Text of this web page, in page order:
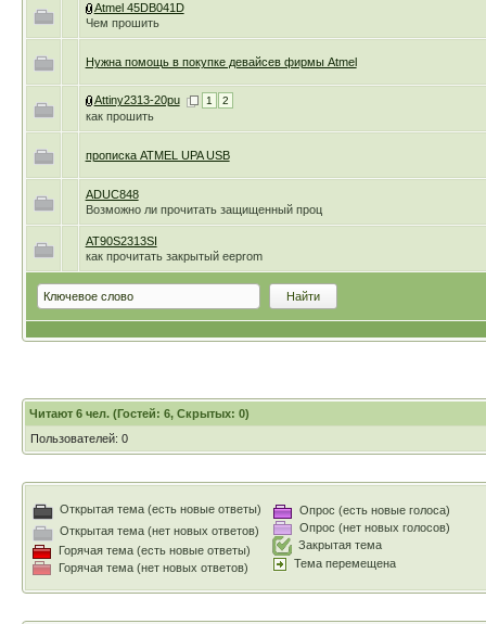
Atmel 45DB041D
Чем прошить
Нужна помощь в покупке девайсев фирмы Atmel
Attiny2313-20pu 1 2
как прошить
прописка ATMEL UPA USB
ADUC848
Возможно ли прочитать защищенный проц
AT90S2313SI
как прочитать закрытый eeprom
Читают 6 чел. (Гостей: 6, Скрытых: 0)
Пользователей: 0
Открытая тема (есть новые ответы)
Открытая тема (нет новых ответов)
Горячая тема (есть новые ответы)
Горячая тема (нет новых ответов)
Опрос (есть новые голоса)
Опрос (нет новых голосов)
Закрытая тема
Тема перемещена